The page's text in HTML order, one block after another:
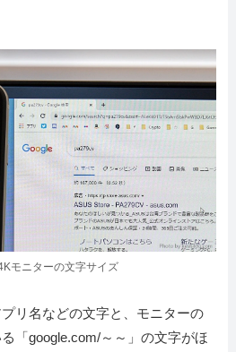
モニターの文字サイズ
リ名などの文字と、モニターの
「google.com/～～」の文字がほ